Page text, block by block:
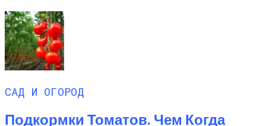
САД И ОГОРОД
Подкормки Томатов. Чем Когда